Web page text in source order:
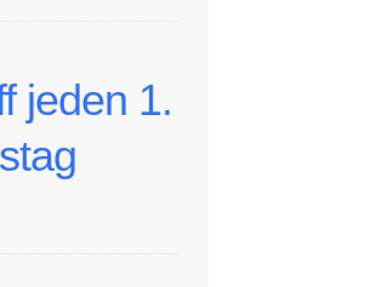
jeden 1.